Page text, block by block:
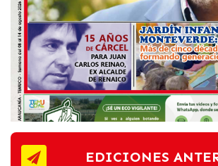
EDICIONES